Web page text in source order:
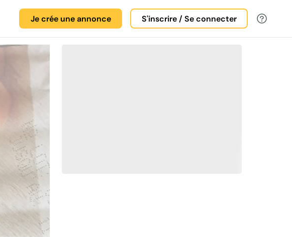
Je crée une annonce S'inscrire / Se connecter